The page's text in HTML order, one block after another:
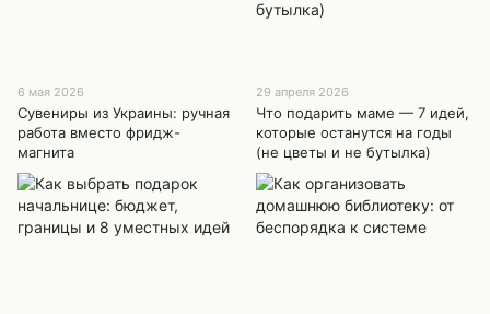
6 мая 2026
Сувениры из Украины: ручная
работа вместо фридж-
магнита
29 апреля 2026
Что подарить маме — 7 идей,
которые останутся на годы
(не цветы и не бутылка)